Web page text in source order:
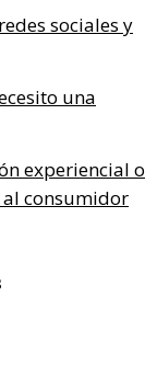
sociales y
una
experiencial o
consumidor